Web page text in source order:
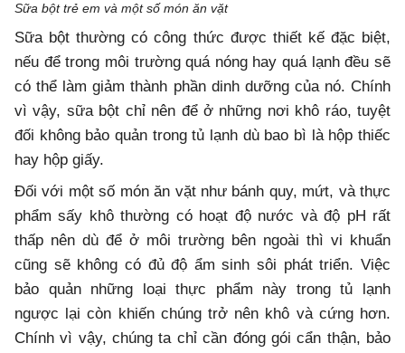
Sữa bột trẻ em và một số món ăn vặt
Sữa bột thường có công thức được thiết kế đặc biệt,
nếu để trong môi trường quá nóng hay quá lạnh đều sẽ
có thể làm giảm thành phần dinh dưỡng của nó. Chính
vì vậy, sữa bột chỉ nên để ở những nơi khô ráo, tuyệt
đối không bảo quản trong tủ lạnh dù bao bì là hộp thiếc
hay hộp giấy.
Đối với một số món ăn vặt như bánh quy, mứt, và thực
phẩm sấy khô thường có hoạt độ nước và độ pH rất
thấp nên dù để ở môi trường bên ngoài thì vi khuẩn
cũng sẽ không có đủ độ ẩm sinh sôi phát triển. Việc
bảo quản những loại thực phẩm này trong tủ lạnh
ngược lại còn khiến chúng trở nên khô và cứng hơn.
Chính vì vậy, chúng ta chỉ cần đóng gói cẩn thận, bảo